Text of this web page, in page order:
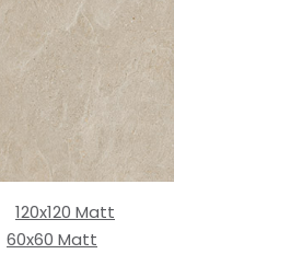
120x120 Matt
60x60 Matt